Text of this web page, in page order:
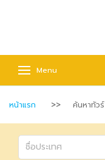
Menu
หน้าแรก ค้นหาทัวร์